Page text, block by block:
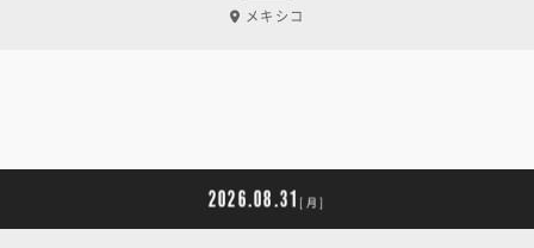
メキシコ
2026.08.31 [月]